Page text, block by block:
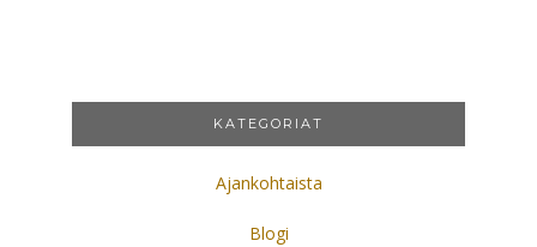
KATEGORIAT
Ajankohtaista
Blogi